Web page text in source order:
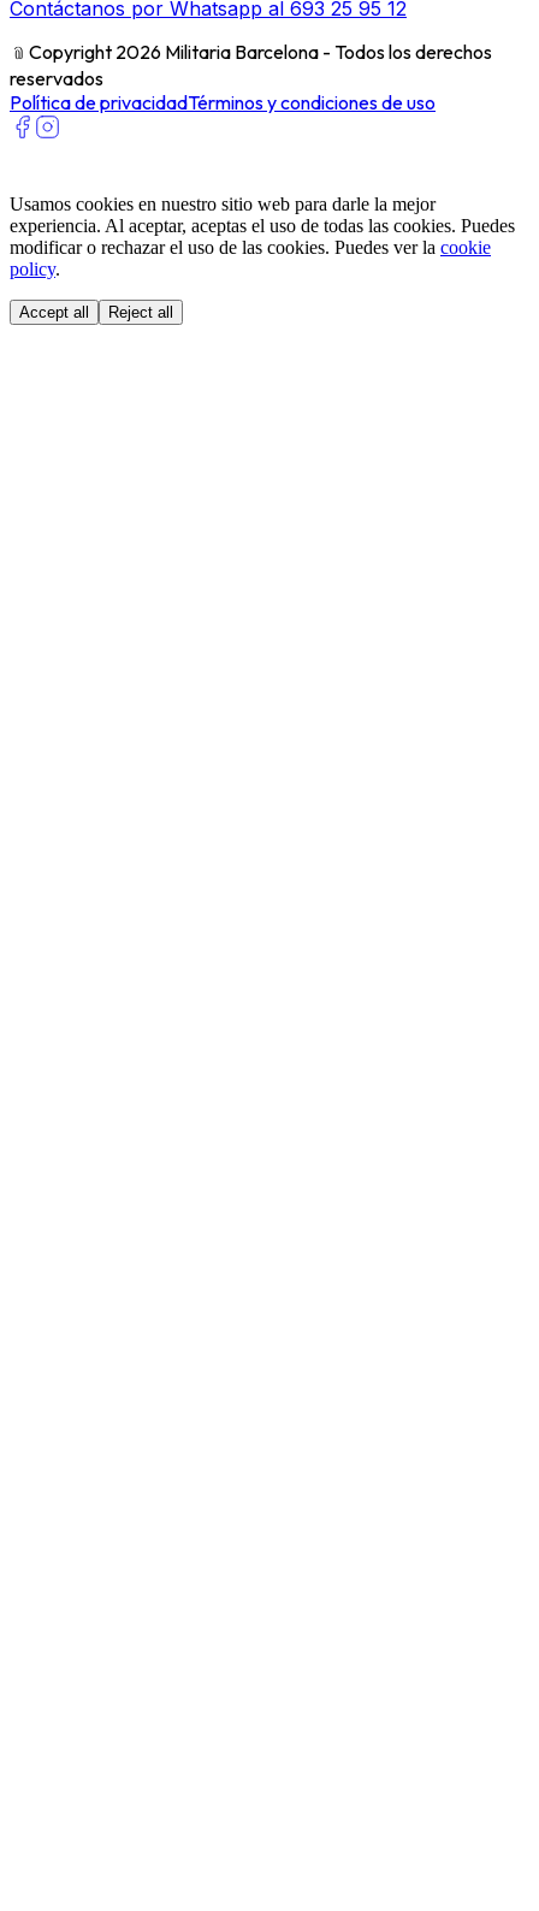
Contáctanos por Whatsapp al 693 25 95 12
﹫ Copyright 2026 Militaria Barcelona - Todos los derechos
reservados
Política de privacidadTérminos y condiciones de uso
Usamos cookies en nuestro sitio web para darle la mejor
experiencia. Al aceptar, aceptas el uso de todas las cookies. Puedes
modificar o rechazar el uso de las cookies. Puedes ver la cookie
policy.
Accept all Reject all